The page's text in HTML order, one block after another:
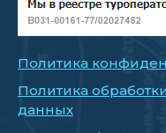
Политика
Политика
данных